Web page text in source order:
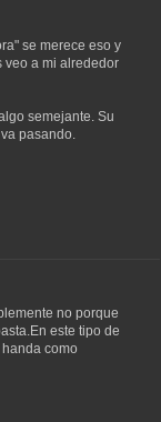
se merece eso y
veo a mi alrededor
semejante. Su
pasando.
no porque
este tipo de
como